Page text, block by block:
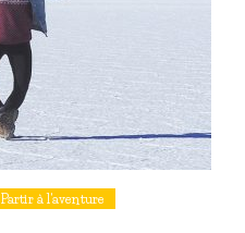
Partir à l'aventure